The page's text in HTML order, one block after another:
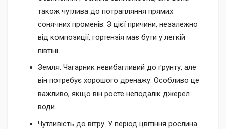
також чутлива до потрапляння прямих
сонячних променів. З цієї причини, незалежно
від композиції, гортензія має бути у легкій
півтіні.
Земля. Чагарник невибагливий до ґрунту, але
він потребує хорошого дренажу. Особливо це
важливо, якщо він росте неподалік джерел
води.
Чутливість до вітру. У період цвітіння рослина